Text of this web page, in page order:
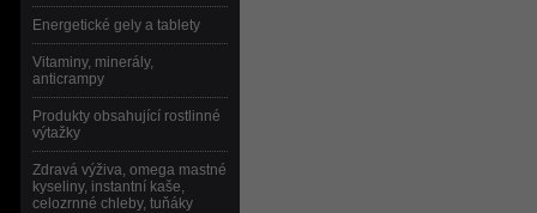
Energetické gely a tablety
Vitaminy, minerály,
anticrampy
Produkty obsahující rostlinné
výtažky
Zdravá výživa, omega mastné
kyseliny, instantní kaše,
celozrnné chleby, tuňáky